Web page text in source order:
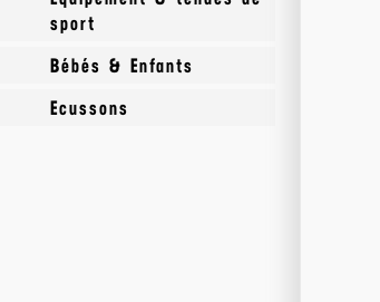
Echarpes
Cravates
Chaussures
sport
Accessoires Sport
Maillots
Bébés & Enfants
Accessoires
Ecussons